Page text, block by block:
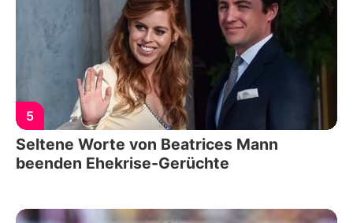
5
Seltene Worte von Beatrices Mann
beenden Ehekrise-Gerüchte